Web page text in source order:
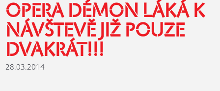
OPERA DÉMON LÁKÁ K
NÁVŠTEVĚ JIŽ POUZE
DVAKRÁT!!!
28.03.2014